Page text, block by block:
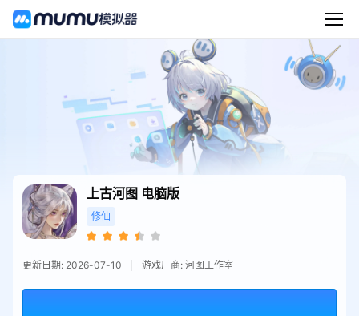
上古河图 电脑版
修仙
更新日期: 2026-07-10 游戏厂商: 河图工作室